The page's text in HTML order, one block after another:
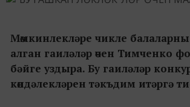
Мөмкинлекләре чикле
алган гаиләләр өчен Тимченко
бәйге уздыра. Бу гаиләләр
көндәлекләрен тәкъдим итәргә